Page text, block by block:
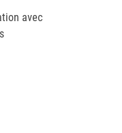
avec